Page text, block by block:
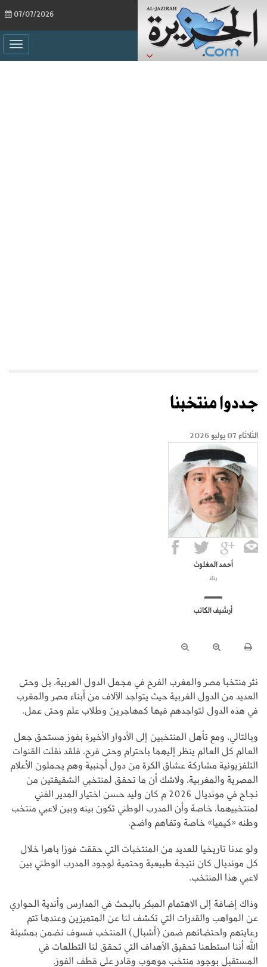
جددوا منتخبنا
الثلاثاء 07 يوليو 2026
أحمد المغلوث
رذاذ
أرشيف الكاتب
نثر منتخبا مصر والمغرب الفرح في مجمل الدول العربية، بل وحتى
العديد من الدول الغربية حيث يتواجد الآلاف من أبناء مصر والمغرب
في هذه الدول لتواجدهم فيها كمهاجرين وطلاب علم وحتى عمل.
وبالتالي، ومع تأهل المنتخبين إلى الأدوار الأخيرة بفوز مستحق جعل
العالم كل العالم ينظر إليهما باحترام وحتى فرح، فلقد نقلت القنوات
التلفزيونية مشاركة عشاق الكرة من دول أجنبية وهم يحملون الأعلام
المصرية والمغربية، ولاشك أن ما تحقق لمنتخبي الشقيقتين من
نجاح في مونديال 2026 م كان وليد حسن اختيار المدير الفني
لمنتخبيهما، خاصة وأن المدرب الوطني تكون بينه وبين لاعبي منتخب
وطنه «كيميا» خاصة وتفاهم واضح.
ولو عدنا تاريخيا للعديد من المنتخبات التي حققت فوزا باهرا خلال
كل مونديال كان نتيجة طبيعية وحتمية لوجود المدرب الوطني بين
لاعبي هذا المنتخب.
وذاك إضافة إلى الاهتمام المبكر بالبحث في المدارس وأندية الحواري
عن المواهب والقدرات التي تكشف لنا عن المتميزين وعندها تتم
رعايتهم واحتضانهم ضمن (أشبال) المنتخب فسوف نضمن بمشيئة
الله أننا استطعنا تحقيق الأهداف التي تحقق لنا التطلعات في
المستقبل بوجود منتخب موهوب وقادر على قطف الفوز.